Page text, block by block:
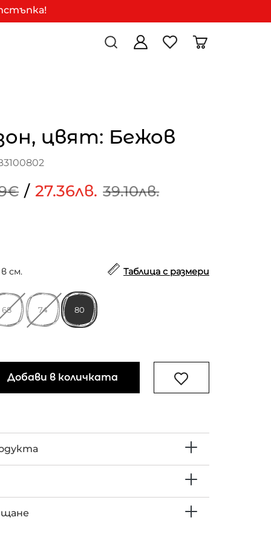
цвят: Бежов
/ 27.36лв. 39.10лв.
см. Таблица с размери
68 74 80
Добави в количката